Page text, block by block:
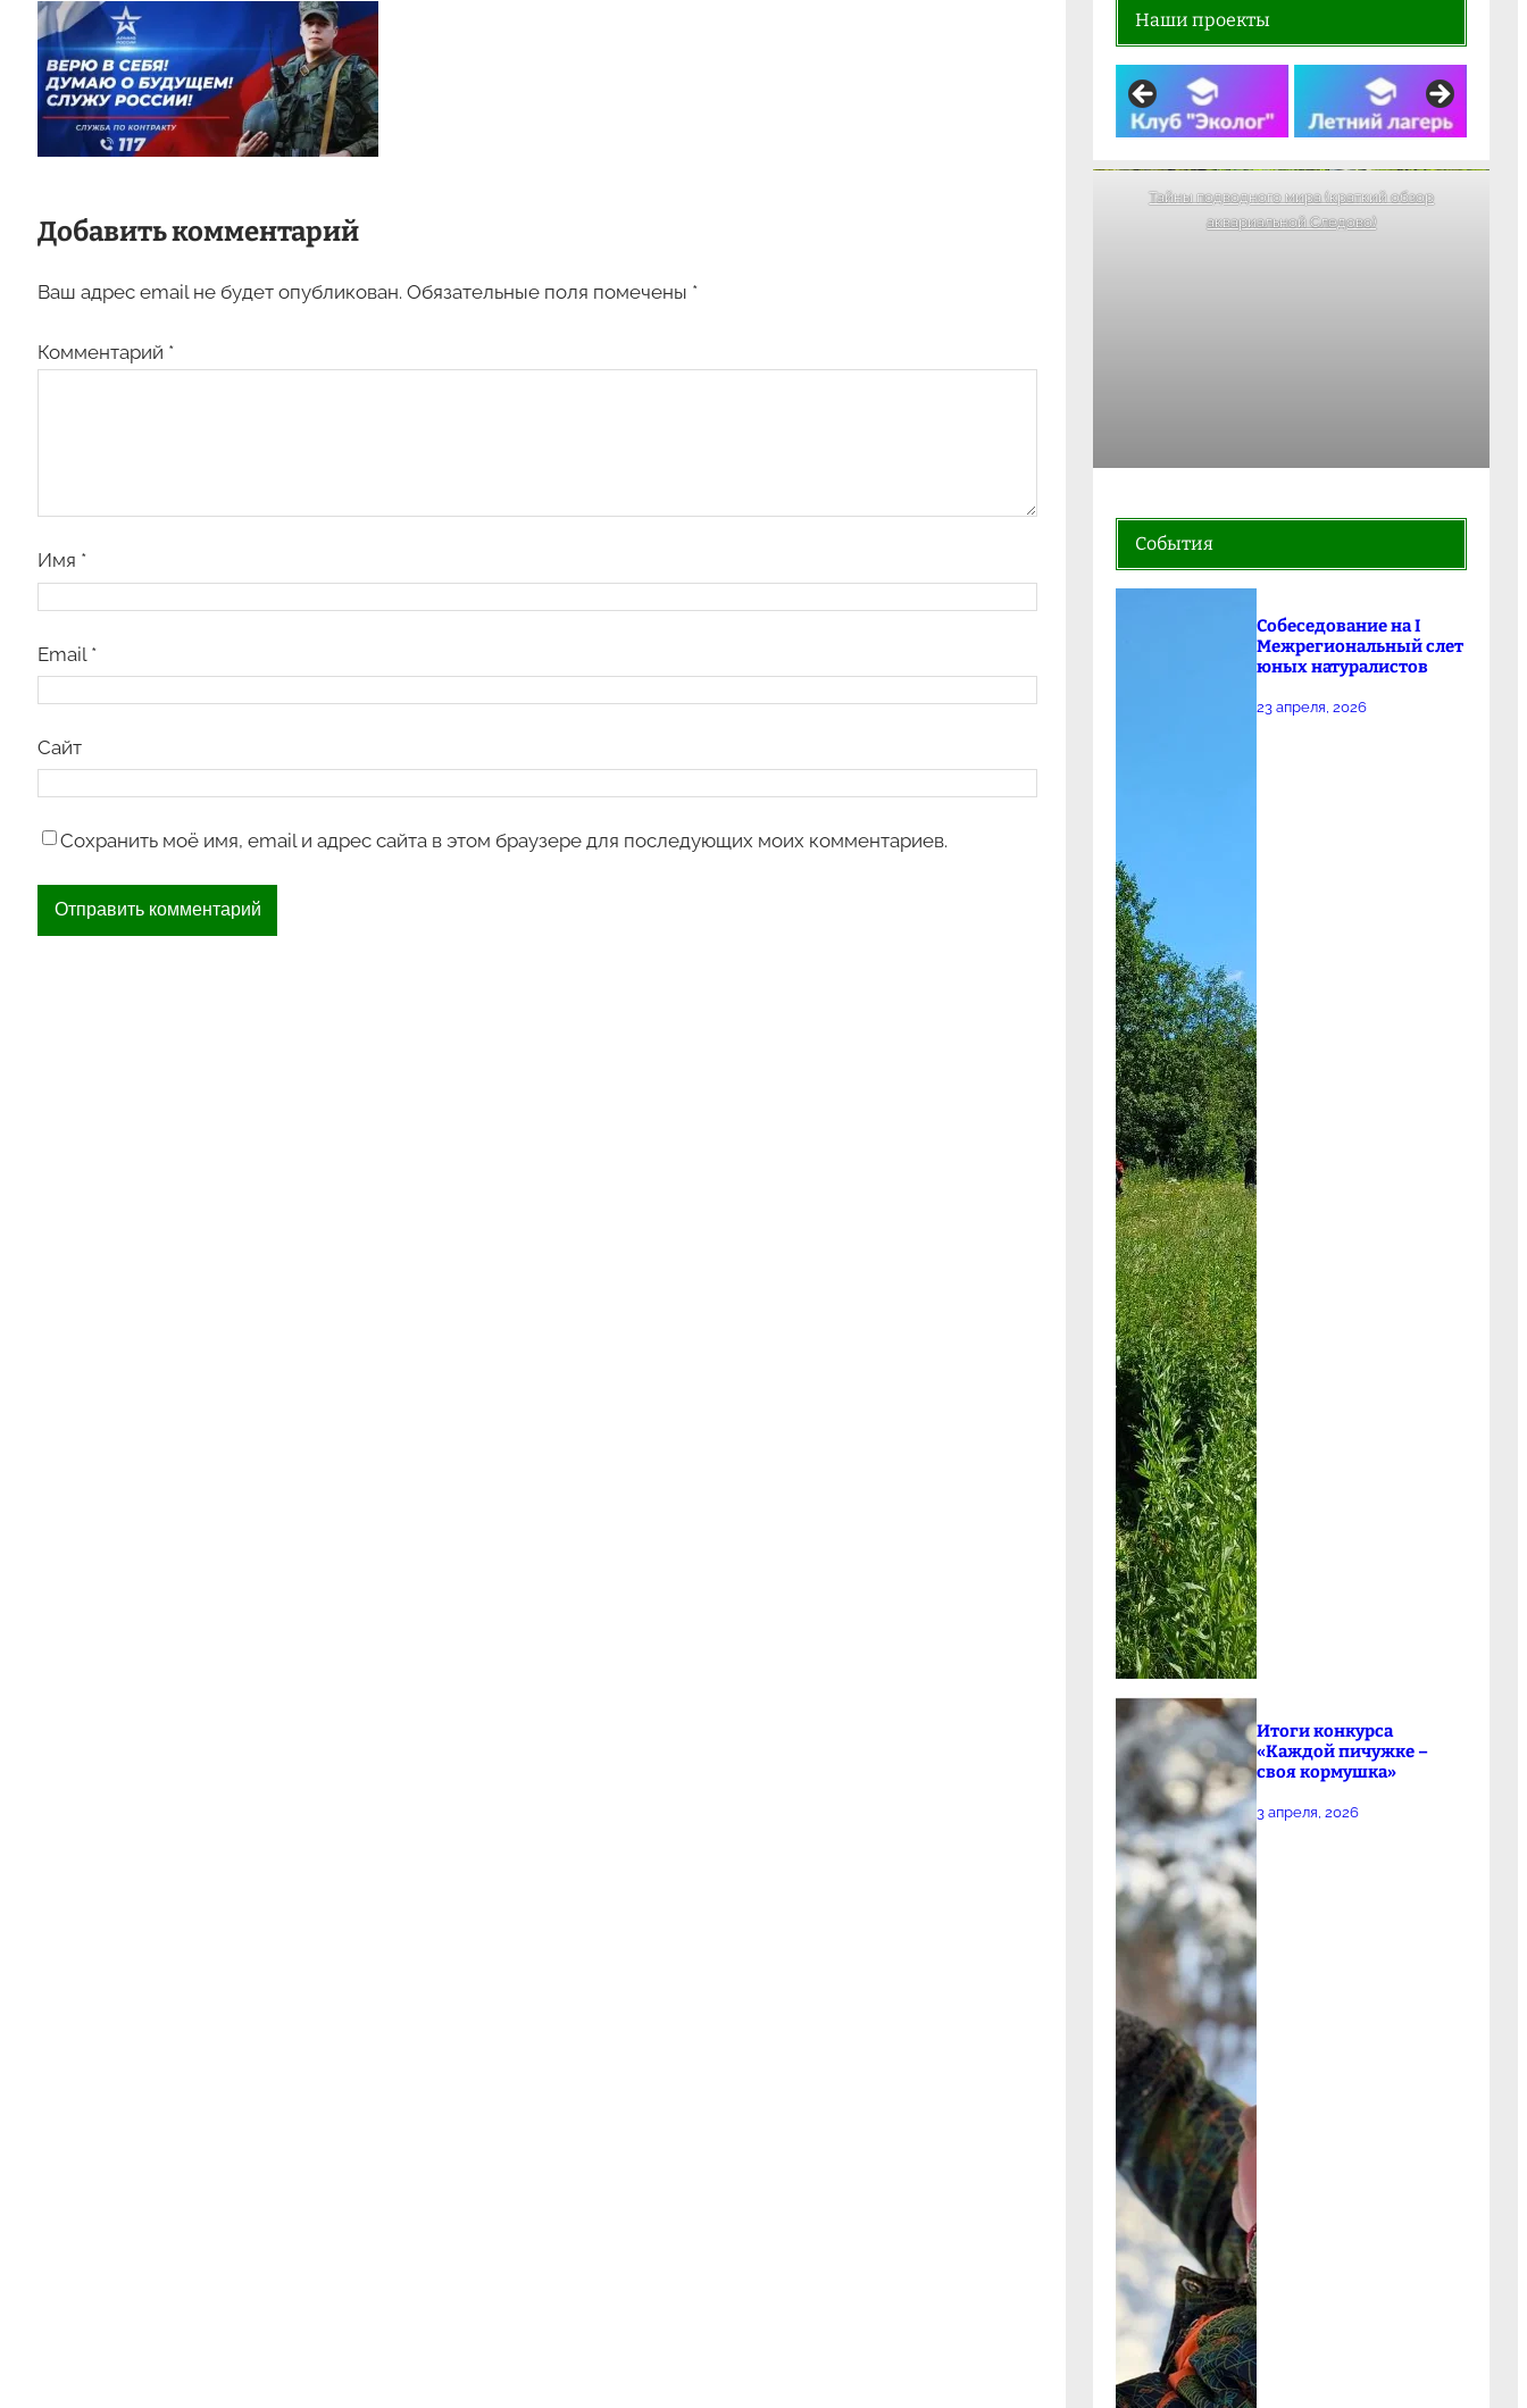
Добавить комментарий
Ваш адрес email не будет опубликован. Обязательные поля помечены *
Комментарий *
Имя *
Email *
Сайт
Сохранить моё имя, email и адрес сайта в этом браузере для последующих моих комментариев.
Наши проекты
Тайны подводного мира (краткий обзор
аквариальной Следово)
События
Собеседование на I
Межрегиональный слет
юных натуралистов
23 апреля, 2026
Итоги конкурса
«Каждой пичужке –
своя кормушка»
3 апреля, 2026